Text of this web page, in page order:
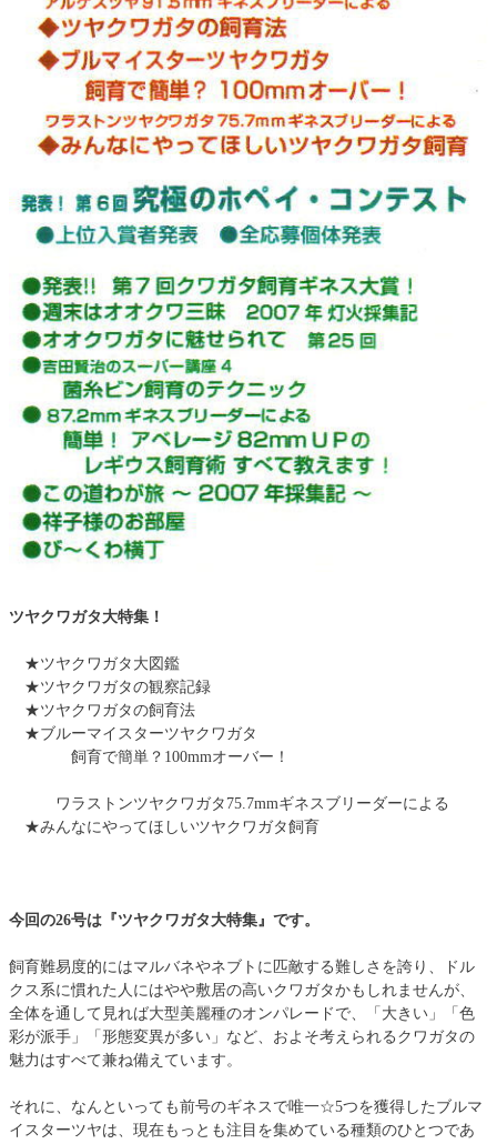
ツヤクワガタ大特集！
★ツヤクワガタ大図鑑
★ツヤクワガタの観察記録
★ツヤクワガタの飼育法
★ブルーマイスターツヤクワガタ
飼育で簡単？100mmオーバー！
ワラストンツヤクワガタ75.7mmギネスブリーダーによる
★みんなにやってほしいツヤクワガタ飼育
今回の26号は『ツヤクワガタ大特集』です。
飼育難易度的にはマルバネやネブトに匹敵する難しさを誇り、ドル
クス系に慣れた人にはやや敷居の高いクワガタかもしれませんが、
全体を通して見れば大型美麗種のオンパレードで、「大きい」「色
彩が派手」「形態変異が多い」など、およそ考えられるクワガタの
魅力はすべて兼ね備えています。
それに、なんといっても前号のギネスで唯一☆5つを獲得したブルマ
イスターツヤは、現在もっとも注目を集めている種類のひとつであ